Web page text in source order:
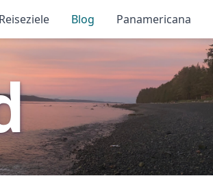
Reiseziele Blog Panamericana